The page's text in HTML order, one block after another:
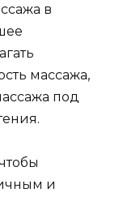
в
массажа,
под
и